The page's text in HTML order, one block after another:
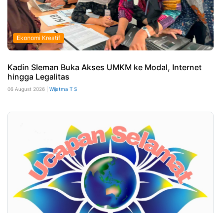
Ekonomi Kreatif
Kadin Sleman Buka Akses UMKM ke Modal, Internet
hingga Legalitas
06 August 2026 | Wijatma T S